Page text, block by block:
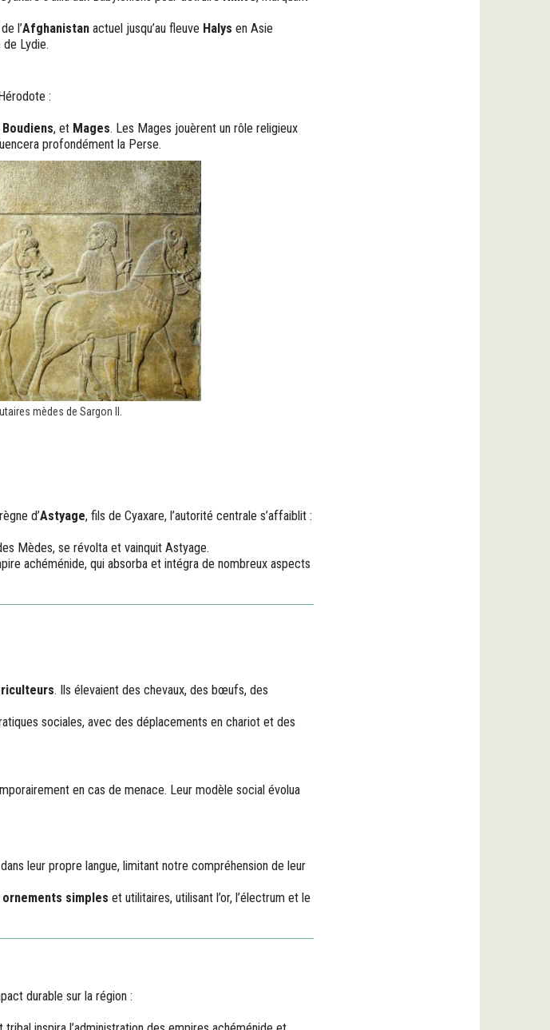
l’Afghanistan actuel jusqu’au fleuve Halys en Asie
Lydie.
:
Boudiens, et Mages. Les Mages jouèrent un rôle religieux
profondément la Perse.
mèdes de Sargon II.
d’Astyage, fils de Cyaxare, l’autorité centrale s’affaiblit :
Mèdes, se révolta et vainquit Astyage.
achéménide, qui absorba et intégra de nombreux aspects
. Ils élevaient des chevaux, des bœufs, des
sociales, avec des déplacements en chariot et des
en cas de menace. Leur modèle social évolua
leur propre langue, limitant notre compréhension de leur
ornements simples et utilitaires, utilisant l’or, l’électrum et le
durable sur la région :